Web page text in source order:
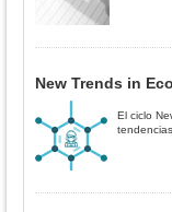
New Trends in
El ciclo